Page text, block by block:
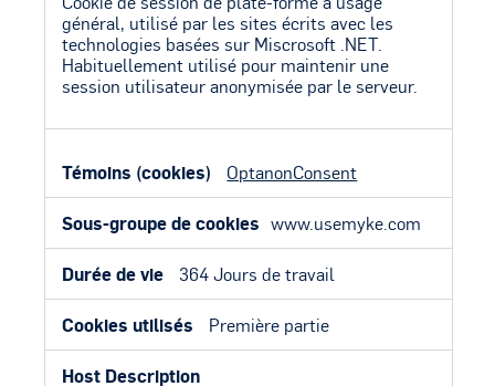
général, utilisé par les sites écrits avec les
technologies basées sur Miscrosoft .NET.
Habituellement utilisé pour maintenir une
session utilisateur anonymisée par le serveur.
OptanonConsent
www.usemyke.com
364 Jours de travail
Première partie